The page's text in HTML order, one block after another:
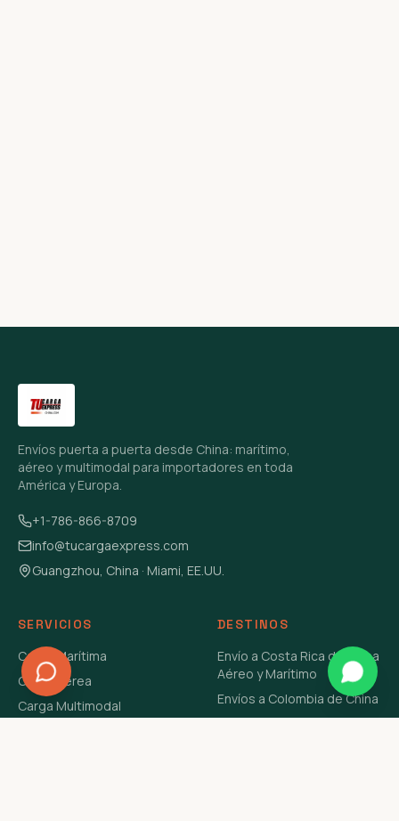
Envíos puerta a puerta desde China: marítimo,
aéreo y multimodal para importadores en toda
América y Europa.
+1-786-866-8709
info@tucargaexpress.com
Guangzhou, China · Miami, EE.UU.
SERVICIOS
Carga Marítima
Carga Aérea
Carga Multimodal
DESTINOS
Envío a Costa Rica de China
Aéreo y Marítimo
Envíos a Colombia de China